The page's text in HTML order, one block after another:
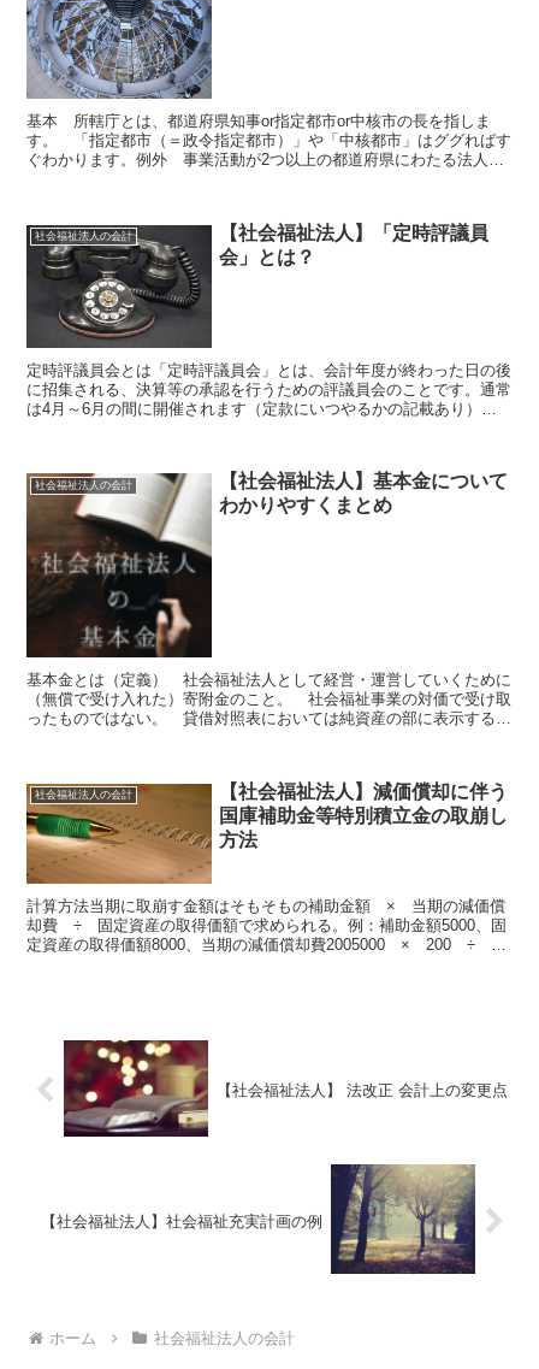
基本 所轄庁とは、都道府県知事or指定都市or中核市の長を指しま
す。 「指定都市（＝政令指定都市）」や「中核都市」はググればす
ぐわかります。例外 事業活動が2つ以上の都道府県にわたる法人
社会福祉法人の会計
【社会福祉法人】「定時評議員
会」とは？
定時評議員会とは「定時評議員会」とは、会計年度が終わった日の後
に招集される、決算等の承認を行うための評議員会のことです。通常
は4月～6月の間に開催されます（定款にいつやるかの記載あり）。
社会福祉法人の会計
【社会福祉法人】基本金について
わかりやすくまとめ
基本金とは（定義） 社会福祉法人として経営・運営していくために
（無償で受け入れた）寄附金のこと。 社会福祉事業の対価で受け取
ったものではない。 貸借対照表においては純資産の部に表示する。
社会福祉法人の会計
【社会福祉法人】減価償却に伴う
国庫補助金等特別積立金の取崩し
方法
計算方法当期に取崩す金額はそもそもの補助金額 × 当期の減価償
却費 ÷ 固定資産の取得価額で求められる。例：補助金額5000、固
定資産の取得価額8000、当期の減価償却費2005000 × 200 ÷
【社会福祉法人】 法改正 会計上の変更点
【社会福祉法人】社会福祉充実計画の例
ホーム 社会福祉法人の会計